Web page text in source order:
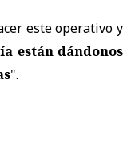
este operativo y
están dándonos
".